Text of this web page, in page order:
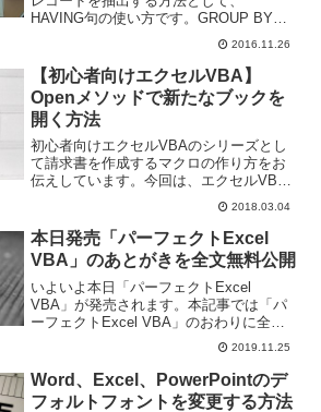
HAVING句の使い方です。GROUP BY句
でグループ化したレコードを条件で絞り
込む、また集合関数でテーブルの状態を
判定することもできます。
2016.11.26
【初心者向けエクセルVBA】
Openメソッドで新たなブックを
開く方法
初心者向けエクセルVBAのシリーズとし
て請求書を作成するマクロの作り方をお
伝えしています。今回は、エクセルVBA
で新たなブックを開く方法です。コレク
ションやWorkbooksプロパティについて
も解説しますよ。
2018.03.04
本日発売「パーフェクトExcel
VBA」のあとがきを全文無料公開
いよいよ本日「パーフェクトExcel
VBA」が発売されます。本記事では「パ
ーフェクトExcel VBA」のおわりに全文
を掲載させていただきます。本書の発売
に際して考えていることについて、ぜひ
ご一読くださいませ。
2019.11.25
Word、Excel、PowerPointのデ
フォルトフォントを変更する方法